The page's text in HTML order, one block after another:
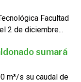
Facultad
2 de diciembre...
sumará
m³/s su caudal de